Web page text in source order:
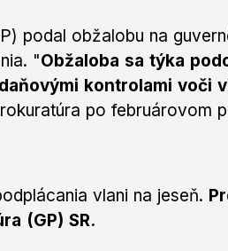
podal obžalobu na
"Obžaloba sa týka
kontrolami voči
po februárovom
vlani na jeseň.
(GP) SR.